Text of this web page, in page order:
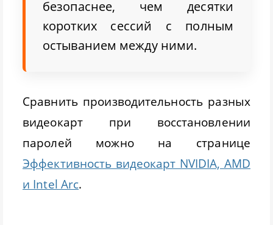
безопаснее, чем десятки
коротких сессий с полным
остыванием между ними.
Сравнить производительность разных
видеокарт при восстановлении
паролей можно на странице
Эффективность видеокарт NVIDIA, AMD
и Intel Arc.